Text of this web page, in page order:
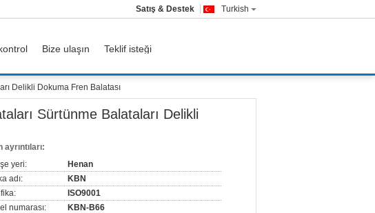
Turkish
Satış & Destek
Bize ulaşın Teklif isteği
Delikli Dokuma Fren Balatası
Sürtünme Balataları Delikli
ayrıntıları:
yeri:
Henan
adı:
KBN
ISO9001
numarası:
KBN-B66